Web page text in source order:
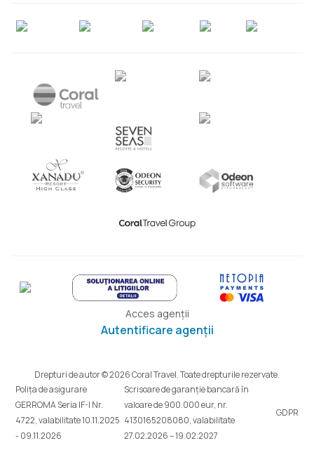
Acces agenții
Autentificare agenții
Drepturi de autor © 2026 Coral Travel. Toate drepturile rezervate.
Polița de asigurare
GERROMA Seria IF-I Nr.
4722, valabilitate 10.11.2025
- 09.11.2026
Scrisoare de garanție bancară în
valoare de 900.000 eur, nr.
4130165208080, valabilitate
27.02.2026 – 19.02.2027
GDPR